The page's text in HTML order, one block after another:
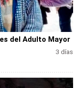
del Adulto Mayor
3 días